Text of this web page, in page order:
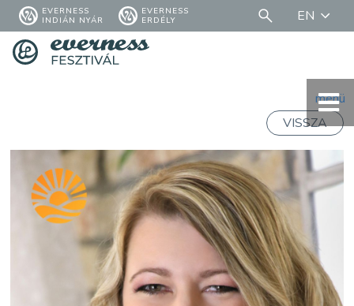
EVERNESS
INDIÁN NYÁR
EVERNESS
ERDÉLY
EN
menü
VISSZA